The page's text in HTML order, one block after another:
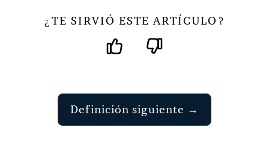
¿ TE SIRVIÓ ESTE ARTÍCULO ?
Definición siguiente →